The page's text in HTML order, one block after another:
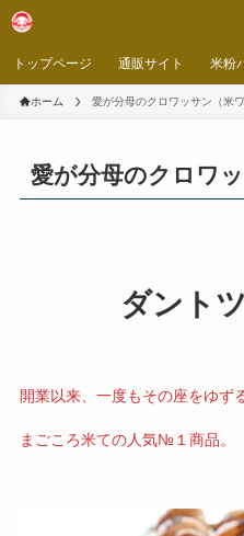
トップページ 通販サイト 米粉
ホーム 愛が分母のクロワッサン（米ワ
愛が分母のクロワ
ダント
開業以来、一度もその座をゆず
まごころ米ての人気№１商品。